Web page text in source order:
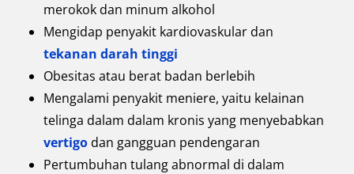
merokok dan minum alkohol
Mengidap penyakit kardiovaskular dan
tekanan darah tinggi
Obesitas atau berat badan berlebih
Mengalami penyakit meniere, yaitu kelainan
telinga dalam dalam kronis yang menyebabkan
vertigo dan gangguan pendengaran
Pertumbuhan tulang abnormal di dalam